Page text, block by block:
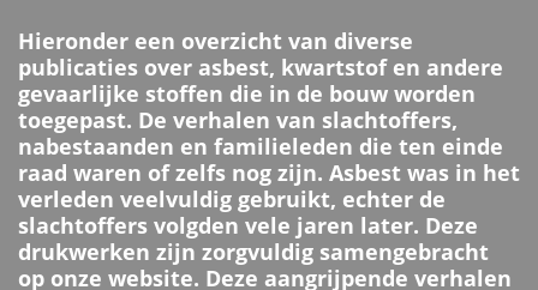
Hieronder een overzicht van diverse
publicaties over asbest, kwartstof en andere
gevaarlijke stoffen die in de bouw worden
toegepast. De verhalen van slachtoffers,
nabestaanden en familieleden die ten einde
raad waren of zelfs nog zijn. Asbest was in het
verleden veelvuldig gebruikt, echter de
slachtoffers volgden vele jaren later. Deze
drukwerken zijn zorgvuldig samengebracht
op onze website. Deze aangrijpende verhalen